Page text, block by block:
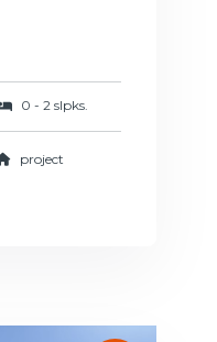
0 - 2 slpks.
project